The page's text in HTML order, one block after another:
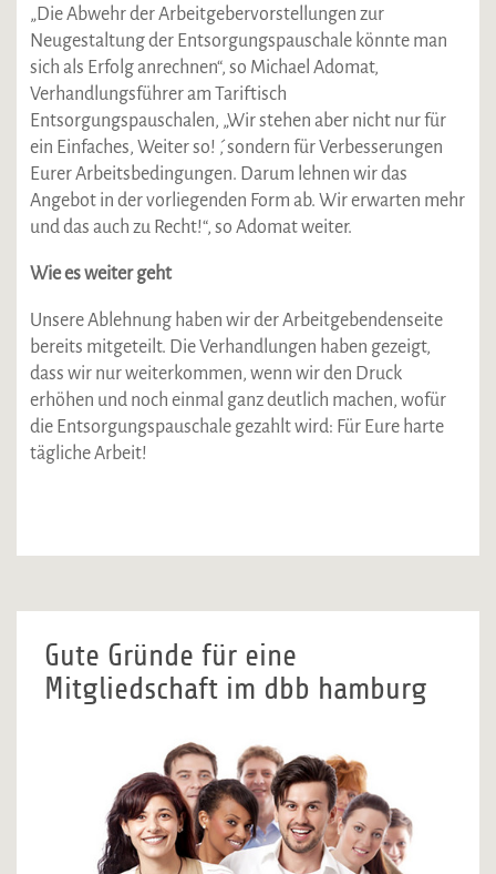
„Die Abwehr der Arbeitgebervorstellungen zur
Neugestaltung der Entsorgungspauschale könnte man
sich als Erfolg anrechnen“, so Michael Adomat,
Verhandlungsführer am Tariftisch
Entsorgungspauschalen, „Wir stehen aber nicht nur für
ein Einfaches, Weiter so! ´, sondern für Verbesserungen
Eurer Arbeitsbedingungen. Darum lehnen wir das
Angebot in der vorliegenden Form ab. Wir erwarten mehr
und das auch zu Recht!“, so Adomat weiter.
Wie es weiter geht
Unsere Ablehnung haben wir der Arbeitgebendenseite
bereits mitgeteilt. Die Verhandlungen haben gezeigt,
dass wir nur weiterkommen, wenn wir den Druck
erhöhen und noch einmal ganz deutlich machen, wofür
die Entsorgungspauschale gezahlt wird: Für Eure harte
tägliche Arbeit!
Gute Gründe für eine
Mitgliedschaft im dbb hamburg